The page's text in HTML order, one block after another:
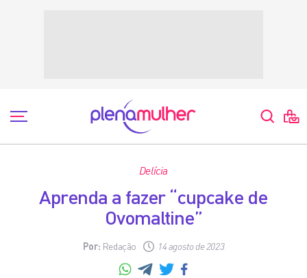
Delícia
Aprenda a fazer “cupcake de
Ovomaltine”
Por: Redação 14 agosto de 2023